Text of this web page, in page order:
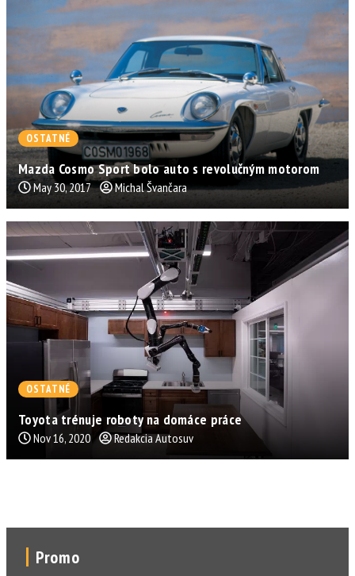
OSTATNÉ
Mazda Cosmo Sport bolo auto s revolučným motorom
May 30, 2017 Michal Švančara
OSTATNÉ
Toyota trénuje roboty na domáce práce
Nov 16, 2020 Redakcia Autosuv
Promo